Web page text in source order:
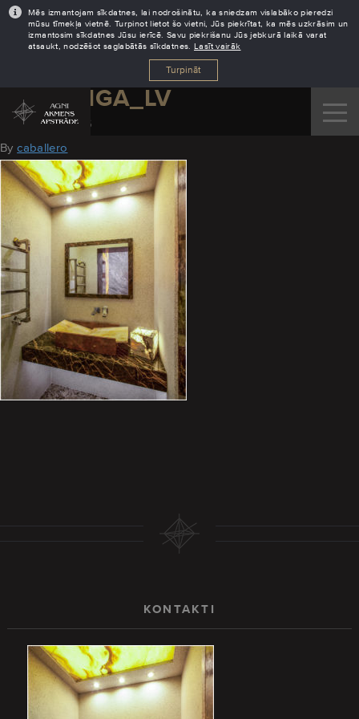
Mēs izmantojam sīkdatnes, lai nodrošinātu, ka sniedzam vislabāko pieredzi
mūsu tīmekļa vietnē. Turpinot lietot šo vietni, Jūs piekrītat, ka mēs uzkrāsim un
izmantosim sīkdatnes Jūsu ierīcē. Savu piekrišanu Jūs jebkurā laikā varat
atsaukt, nodzēšot saglabātās sīkdatnes. Lasīt vairāk
Turpināt
AGNI_RIGA_LV
October 31, 2016
Bycaballero
KONTAKTI